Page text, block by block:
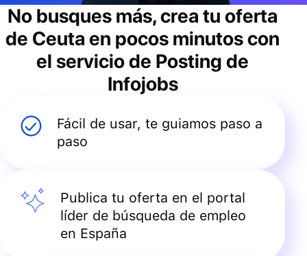
No busques más, crea tu oferta
de Ceuta en pocos minutos con
el servicio de Posting de
Infojobs
Fácil de usar, te guiamos paso a
paso
Publica tu oferta en el portal
líder de búsqueda de empleo
en España